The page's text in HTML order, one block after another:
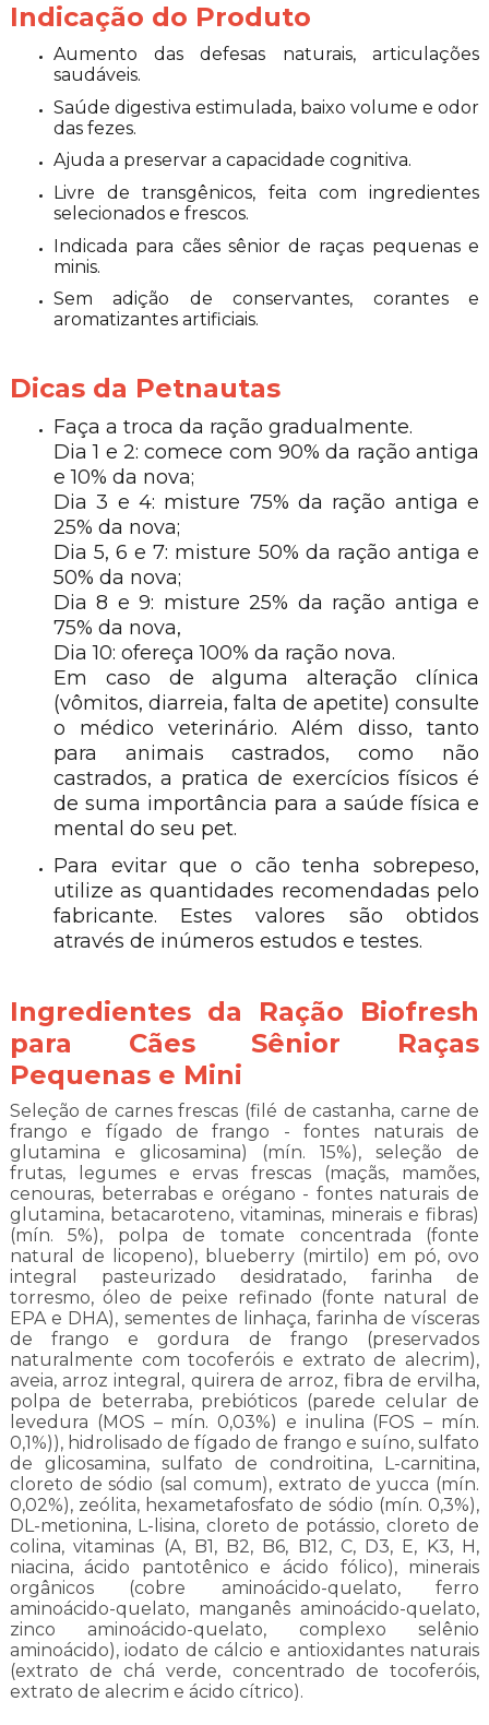
Indicação do Produto
Aumento das defesas naturais, articulações
saudáveis.
Saúde digestiva estimulada, baixo volume e odor
das fezes.
Ajuda a preservar a capacidade cognitiva.
Livre de transgênicos, feita com ingredientes
selecionados e frescos.
Indicada para cães sênior de raças pequenas e
minis.
Sem adição de conservantes, corantes e
aromatizantes artificiais.
Dicas da Petnautas
Faça a troca da ração gradualmente.
Dia 1 e 2: comece com 90% da ração antiga
e 10% da nova;
Dia 3 e 4: misture 75% da ração antiga e
25% da nova;
Dia 5, 6 e 7: misture 50% da ração antiga e
50% da nova;
Dia 8 e 9: misture 25% da ração antiga e
75% da nova,
Dia 10: ofereça 100% da ração nova.
Em caso de alguma alteração clínica
(vômitos, diarreia, falta de apetite) consulte
o médico veterinário. Além disso, tanto
para animais castrados, como não
castrados, a pratica de exercícios físicos é
de suma importância para a saúde física e
mental do seu pet.
Para evitar que o cão tenha sobrepeso,
utilize as quantidades recomendadas pelo
fabricante. Estes valores são obtidos
através de inúmeros estudos e testes.
Ingredientes da Ração Biofresh
para Cães Sênior Raças
Pequenas e Mini
Seleção de carnes frescas (filé de castanha, carne de
frango e fígado de frango - fontes naturais de
glutamina e glicosamina) (mín. 15%), seleção de
frutas, legumes e ervas frescas (maçãs, mamões,
cenouras, beterrabas e orégano - fontes naturais de
glutamina, betacaroteno, vitaminas, minerais e fibras)
(mín. 5%), polpa de tomate concentrada (fonte
natural de licopeno), blueberry (mirtilo) em pó, ovo
integral pasteurizado desidratado, farinha de
torresmo, óleo de peixe refinado (fonte natural de
EPA e DHA), sementes de linhaça, farinha de vísceras
de frango e gordura de frango (preservados
naturalmente com tocoferóis e extrato de alecrim),
aveia, arroz integral, quirera de arroz, fibra de ervilha,
polpa de beterraba, prebióticos (parede celular de
levedura (MOS – mín. 0,03%) e inulina (FOS – mín.
0,1%)), hidrolisado de fígado de frango e suíno, sulfato
de glicosamina, sulfato de condroitina, L-carnitina,
cloreto de sódio (sal comum), extrato de yucca (mín.
0,02%), zeólita, hexametafosfato de sódio (mín. 0,3%),
DL-metionina, L-lisina, cloreto de potássio, cloreto de
colina, vitaminas (A, B1, B2, B6, B12, C, D3, E, K3, H,
niacina, ácido pantotênico e ácido fólico), minerais
orgânicos (cobre aminoácido-quelato, ferro
aminoácido-quelato, manganês aminoácido-quelato,
zinco aminoácido-quelato, complexo selênio
aminoácido), iodato de cálcio e antioxidantes naturais
(extrato de chá verde, concentrado de tocoferóis,
extrato de alecrim e ácido cítrico).